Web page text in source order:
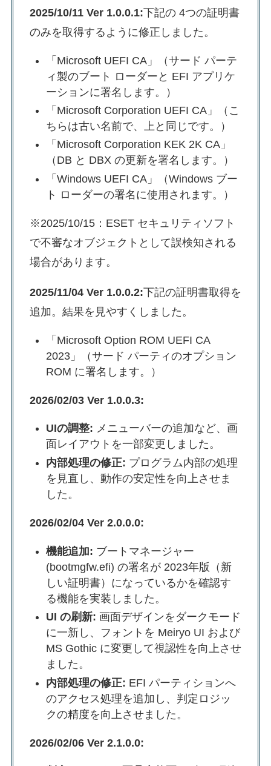
2025/10/11 Ver 1.0.0.1:下記の 4つの証明書
のみを取得するように修正しました。
「Microsoft UEFI CA」（サード パーテ
ィ製のブート ローダーと EFI アプリケ
ーションに署名します。）
「Microsoft Corporation UEFI CA」（こ
ちらは古い名前で、上と同じです。）
「Microsoft Corporation KEK 2K CA」
（DB と DBX の更新を署名します。）
「Windows UEFI CA」（Windows ブー
ト ローダーの署名に使用されます。）
※2025/10/15：ESET セキュリティソフト
で不審なオブジェクトとして誤検知される
場合があります。
2025/11/04 Ver 1.0.0.2:下記の証明書取得を
追加。結果を見やすくしました。
「Microsoft Option ROM UEFI CA
2023」（サード パーティのオプション
ROM に署名します。）
2026/02/03 Ver 1.0.0.3:
UIの調整: メニューバーの追加など、画
面レイアウトを一部変更しました。
内部処理の修正: プログラム内部の処理
を見直し、動作の安定性を向上させま
した。
2026/02/04 Ver 2.0.0.0:
機能追加: ブートマネージャー
(bootmgfw.efi) の署名が 2023年版（新
しい証明書）になっているかを確認す
る機能を実装しました。
UI の刷新: 画面デザインをダークモード
に一新し、フォントを Meiryo UI および
MS Gothic に変更して視認性を向上させ
ました。
内部処理の修正: EFI パーティションへ
のアクセス処理を追加し、判定ロジッ
クの精度を向上させました。
2026/02/06 Ver 2.1.0.0: